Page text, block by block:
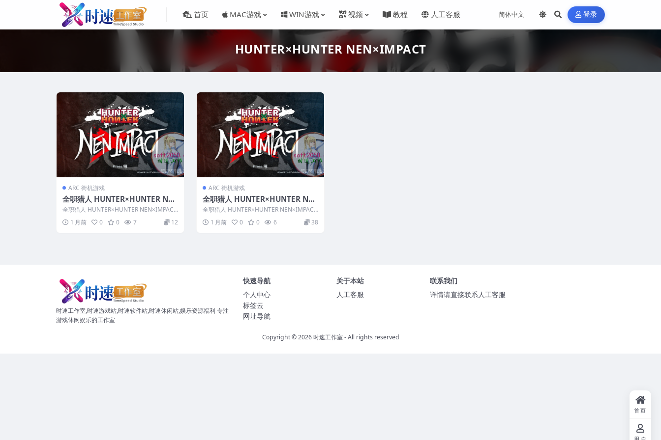
首页 MAC游戏 WIN游戏 视频 教程 人工客服 登录
HUNTER×HUNTER NEN×IMPACT
ARC 街机游戏
全职猎人 HUNTER×HUNTER NE
N×IMPACT WIN游戏 PC电脑游戏
适配系统WINDOWS
全职猎人 HUNTER×HUNTER NEN×IMPACT
WIN游戏 PC电脑...
1 月前 0 0 7 12
ARC 街机游戏
全职猎人 HUNTER×HUNTER NE
N×IMPACT MAC游戏 苹果电脑游
戏 适配苹果OS系统macOS
全职猎人 HUNTER×HUNTER NEN×IMPACT
MAC游戏 苹果电脑...
1 月前 0 0 6 38
时速工作室,时速游戏站,时速软件站,时速休闲站,娱乐资源福利 专注
游戏休闲娱乐的工作室
快速导航
个人中心
标签云
网址导航
关于本站
人工客服
联系我们
详情请直接联系人工客服
Copyright © 2026时速工作室- All rights reserved
首页